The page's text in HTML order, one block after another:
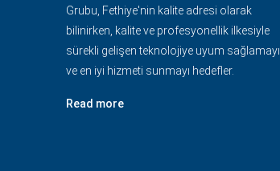
Grubu, Fethiye'nin kalite adresi olarak
bilinirken, kalite ve profesyonellik ilkesiyle
sürekli gelişen teknolojiye uyum sağlamayı
ve en iyi hizmeti sunmayı hedefler.
Read more